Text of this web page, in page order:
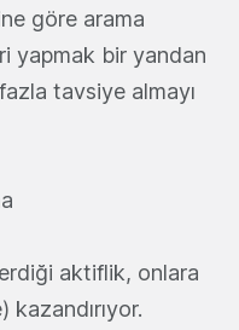
göre arama
yapmak bir yandan
tavsiye almayı
aktiflik, onlara